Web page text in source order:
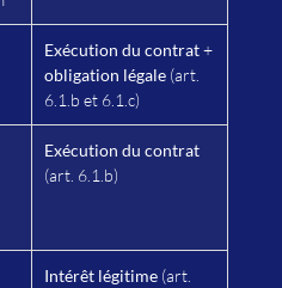
Exécution du contrat+
obligation légale (art.
6.1.b et 6.1.c)
Exécution du contrat
(art. 6.1.b)
Intérêt légitime (art.